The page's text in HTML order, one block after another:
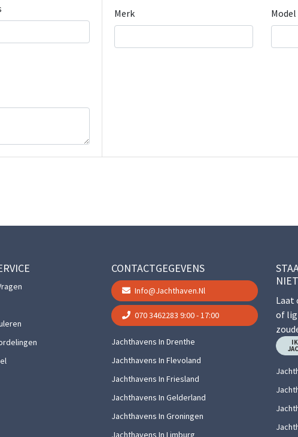
Merk Model
CONTACTGEGEVENS
Info@jachthaven.nl
070 3462283 9:00 - 17:00
Jachthavens In Drenthe
Jachthavens In Flevoland
Jachthavens In Friesland
Jachthavens In Gelderland
Jachthavens In Groningen
Jachthavens In Limburg
Laat
of